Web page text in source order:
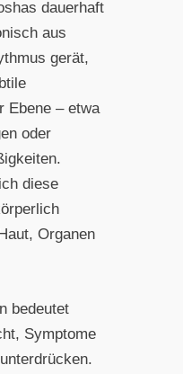
dauerhaft
aus
gerät,
Ebene – etwa
oder
diese
Organen
bedeutet
Symptome